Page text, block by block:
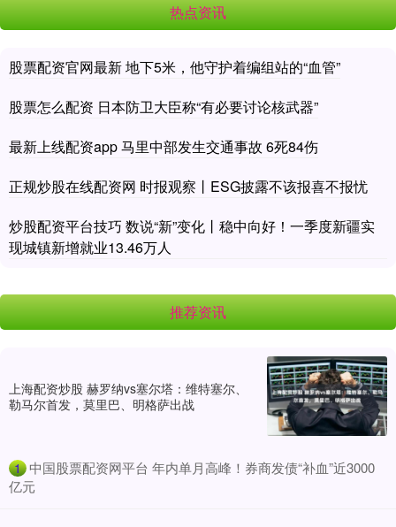
热点资讯
股票配资官网最新 地下5米，他守护着编组站的“血管”
股票怎么配资 日本防卫大臣称“有必要讨论核武器”
最新上线配资app 马里中部发生交通事故 6死84伤
正规炒股在线配资网 时报观察丨ESG披露不该报喜不报忧
炒股配资平台技巧 数说“新”变化丨稳中向好！一季度新疆实
现城镇新增就业13.46万人
推荐资讯
上海配资炒股 赫罗纳vs塞尔塔：维特塞尔、
勒马尔首发，莫里巴、明格萨出战
1 ​中国股票配资网平台 年内单月高峰！券商发债“补血”近3000
亿元